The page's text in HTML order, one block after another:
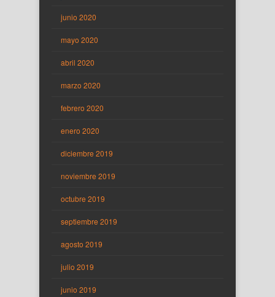
junio 2020
mayo 2020
abril 2020
marzo 2020
febrero 2020
enero 2020
diciembre 2019
noviembre 2019
octubre 2019
septiembre 2019
agosto 2019
julio 2019
junio 2019